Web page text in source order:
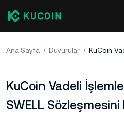
Ana Sayfa Duyurular
KuCoin Vadeli
SWELL Sözleşmesini